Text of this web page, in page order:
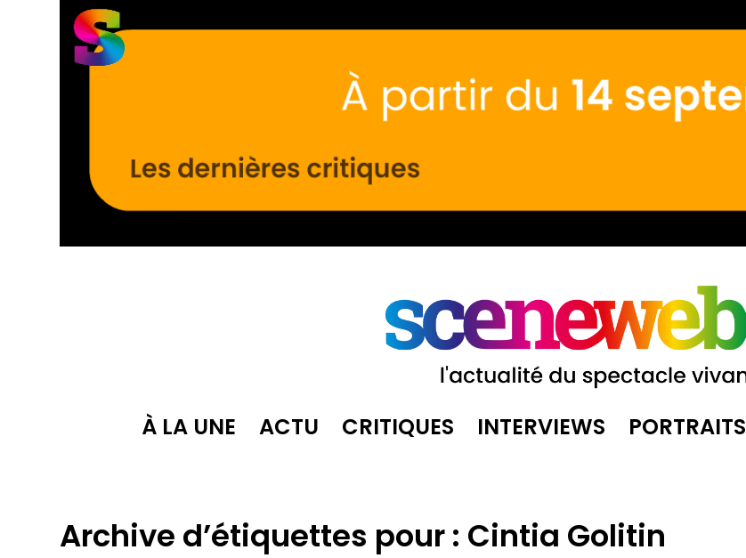
À LA UNE ACTU CRITIQUES INTERVIEWS PORTRAITS
Archive d’étiquettes pour : Cintia Golitin